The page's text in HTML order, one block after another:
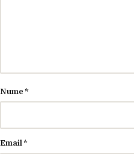
Nume*
Email*